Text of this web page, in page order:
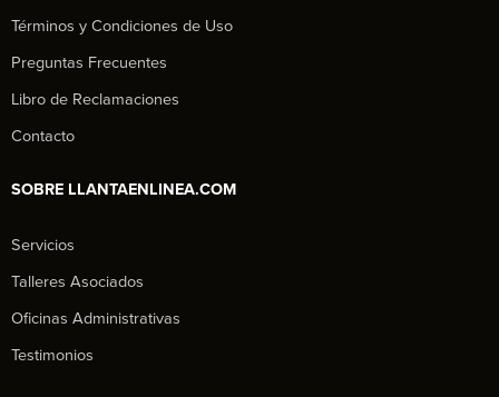
Términos y Condiciones de Uso
Preguntas Frecuentes
Libro de Reclamaciones
Contacto
SOBRE LLANTAENLINEA.COM
Servicios
Talleres Asociados
Oficinas Administrativas
Testimonios